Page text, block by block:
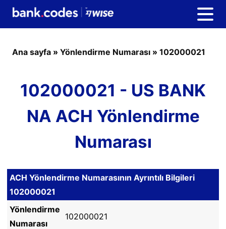
Ana sayfa » Yönlendirme Numarası » 102000021
102000021 - US BANK
NA ACH Yönlendirme
Numarası
ACH Yönlendirme Numarasının Ayrıntılı Bilgileri
102000021
Yönlendirme
Numarası
102000021